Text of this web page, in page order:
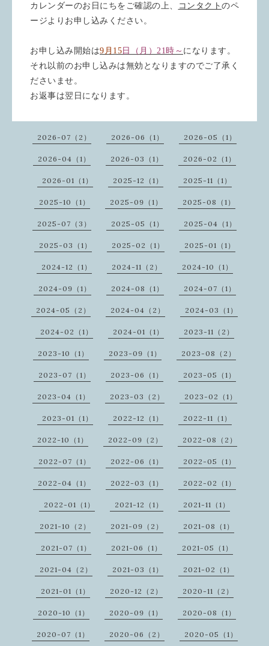
カレンダーのお日にちをご確認の上、 コンタクト のペ
ージよりお申し込みください。
お申し込み開始は9月15日（月）21時～ になります。
それ以前のお申し込みは無効となりますのでご了承く
ださいませ。
お返事は翌日になります。
2026-07（2） 2026-06（1） 2026-05（1）
2026-04（1） 2026-03（1） 2026-02（1）
2026-01（1） 2025-12（1） 2025-11（1）
2025-10（1） 2025-09（1） 2025-08（1）
2025-07（3） 2025-05（1） 2025-04（1）
2025-03（1） 2025-02（1） 2025-01（1）
2024-12（1） 2024-11（2） 2024-10（1）
2024-09（1） 2024-08（1） 2024-07（1）
2024-05（2） 2024-04（2） 2024-03（1）
2024-02（1） 2024-01（1） 2023-11（2）
2023-10（1） 2023-09（1） 2023-08（2）
2023-07（1） 2023-06（1） 2023-05（1）
2023-04（1） 2023-03（2） 2023-02（1）
2023-01（1） 2022-12（1） 2022-11（1）
2022-10（1） 2022-09（2） 2022-08（2）
2022-07（1） 2022-06（1） 2022-05（1）
2022-04（1） 2022-03（1） 2022-02（1）
2022-01（1） 2021-12（1） 2021-11（1）
2021-10（2） 2021-09（2） 2021-08（1）
2021-07（1） 2021-06（1） 2021-05（1）
2021-04（2） 2021-03（1） 2021-02（1）
2021-01（1） 2020-12（2） 2020-11（2）
2020-10（1） 2020-09（1） 2020-08（1）
2020-07（1） 2020-06（2） 2020-05（1）